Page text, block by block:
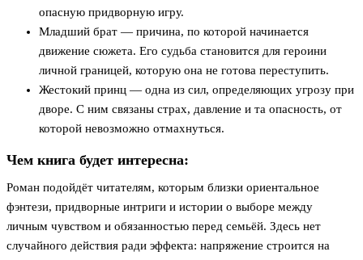
опасную придворную игру.
Младший брат — причина, по которой начинается
движение сюжета. Его судьба становится для героини
личной границей, которую она не готова переступить.
Жестокий принц — одна из сил, определяющих угрозу при
дворе. С ним связаны страх, давление и та опасность, от
которой невозможно отмахнуться.
Чем книга будет интересна:
Роман подойдёт читателям, которым близки ориентальное
фэнтези, придворные интриги и истории о выборе между
личным чувством и обязанностью перед семьёй. Здесь нет
случайного действия ради эффекта: напряжение строится на